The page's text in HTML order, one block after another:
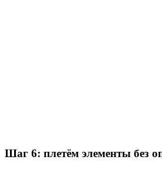
Шаг 6: плетём элементы без